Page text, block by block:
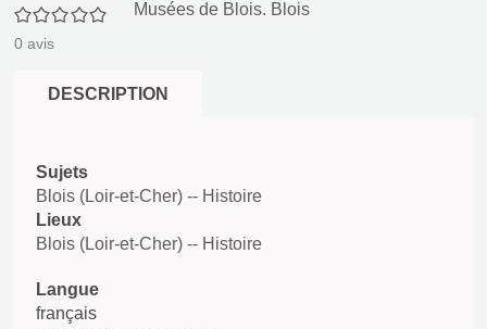
0/5
0 avis
Musées de Blois. Blois
DESCRIPTION
Sujets
Blois (Loir-et-Cher) -- Histoire
Lieux
Blois (Loir-et-Cher) -- Histoire
Langue
français